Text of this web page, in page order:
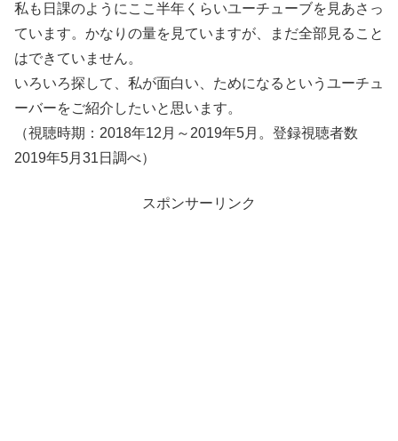
私も日課のようにここ半年くらいユーチューブを見あさっ
ています。かなりの量を見ていますが、まだ全部見ること
はできていません。
いろいろ探して、私が面白い、ためになるというユーチュ
ーバーをご紹介したいと思います。
（視聴時期：2018年12月～2019年5月。登録視聴者数
2019年5月31日調べ）
スポンサーリンク